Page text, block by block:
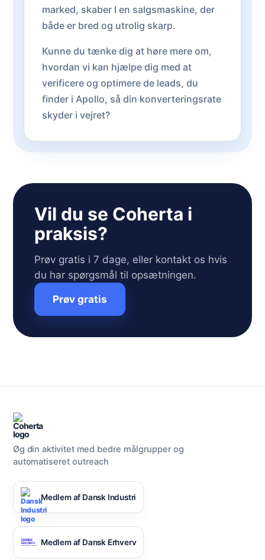
marked, skaber I en salgsmaskine, der
både er bred og utrolig skarp.
Kunne du tænke dig at høre mere om,
hvordan vi kan hjælpe dig med at
verificere og optimere de leads, du
finder i Apollo, så din konverteringsrate
skyder i vejret?
Vil du se Coherta i
praksis?
Prøv gratis i 7 dage, eller kontakt os hvis
du har spørgsmål til opsætningen.
Prøv gratis
Øg din aktivitet med bedre målgrupper og
automatiseret outreach
Medlem af Dansk Industri
Medlem af Dansk Erhverv